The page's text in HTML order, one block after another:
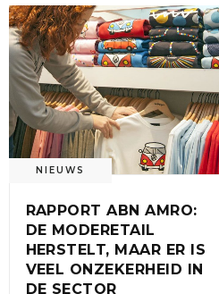
NIEUWS
RAPPORT ABN AMRO:
DE MODERETAIL
HERSTELT, MAAR ER IS
VEEL ONZEKERHEID IN
DE SECTOR